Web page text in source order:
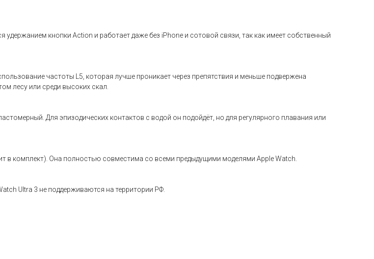
кнопки Action и работает даже без iPhone и сотовой связи, так как имеет собственный
частоты L5, которая лучше проникает через препятствия и меньше подвержена
лесу или среди высоких скал.
Для эпизодических контактов с водой он подойдёт, но для регулярного плавания или
в комплект). Она полностью совместима со всеми предыдущими моделями Apple Watch.
Ultra 3 не поддерживаются на территории РФ.